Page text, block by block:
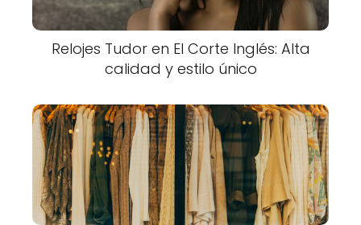
Relojes Tudor en El Corte Inglés: Alta
calidad y estilo único